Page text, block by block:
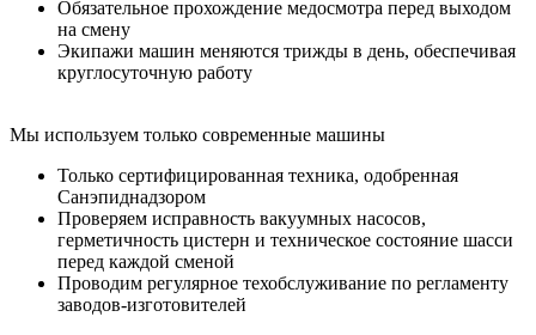
Обязательное прохождение медосмотра перед выходом
на смену
Экипажи машин меняются трижды в день, обеспечивая
круглосуточную работу
Мы используем только современные машины
Только сертифицированная техника, одобренная
Санэпиднадзором
Проверяем исправность вакуумных насосов,
герметичность цистерн и техническое состояние шасси
перед каждой сменой
Проводим регулярное техобслуживание по регламенту
заводов-изготовителей